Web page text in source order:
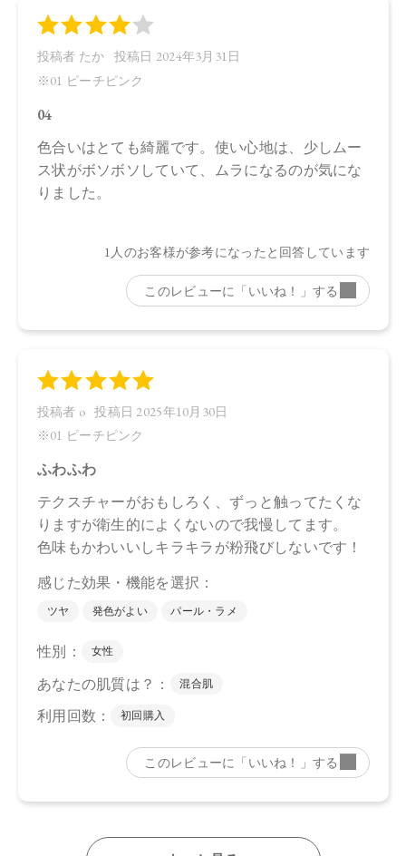
●パッケージはリニューアル等の理由により、写真と異なる場
合がございます。
●パッケージのリニューアル等の理由により、成分・処方が記
載と異なる場合がございます。